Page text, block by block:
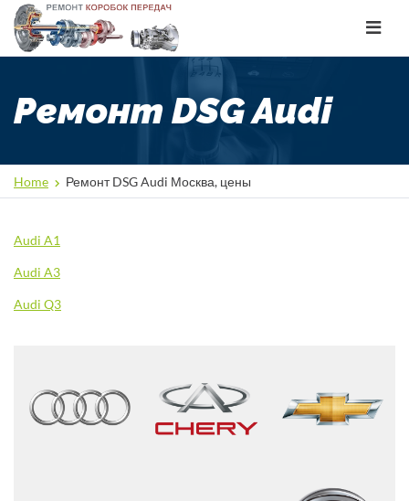
Toggle
Ремонт DSG Audi
Home Ремонт DSG Audi Москва, цены
Audi A1
Audi A3
Audi Q3